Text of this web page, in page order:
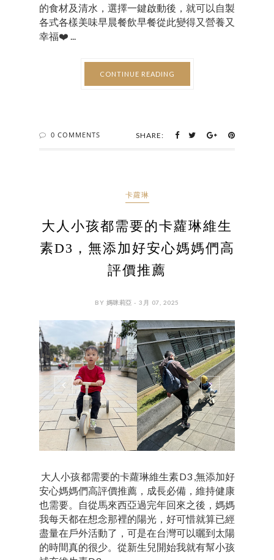
的食材及清水，選擇一鍵啟動後，就可以自製
各式各樣美味早晨餐飲早餐從此變得又營養又
幸福❤️ ...
CONTINUE READING
0 COMMENTS SHARE:
卡蘿琳
大人小孩都需要的卡蘿琳維生
素D3，無添加好安心媽媽們高
評價推薦
BY 媽咪莉亞 - 3月 07, 2025
大人小孩都需要的卡蘿琳維生素D3 ,無添加好
安心媽媽們高評價推薦，成長必備，維持健康
也需要。自從馬來西亞過完年回來之後，媽媽
我每天都在想念那裡的陽光，好可惜就算已經
盡量在戶外活動了，可是在台灣可以曬到太陽
的時間真的很少。從新生兒開始我就有幫小孩